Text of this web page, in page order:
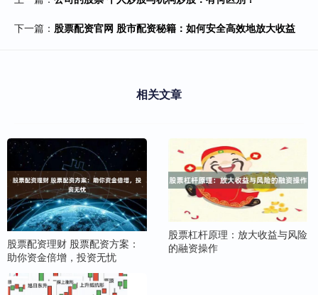
下一篇： 股票配资官网 股市配资秘籍：如何安全高效地放大收益
相关文章
股票配资理财 股票配资方案：
助你资金倍增，投资无忧
股票杠杆原理：放大收益与风险
的融资操作